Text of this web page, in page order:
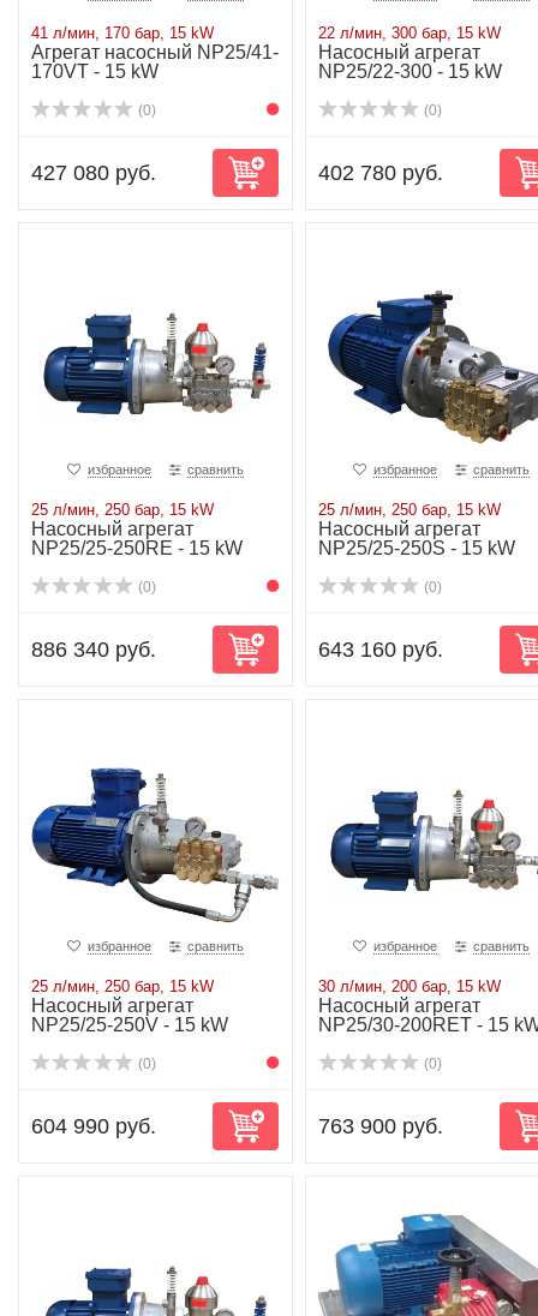
41 л/мин, 170 бар, 15 kW
Агрегат насосный NP25/41-
170VT - 15 kW
(0)
427 080 руб.
22 л/мин, 300 бар, 15 kW
Насосный агрегат
NP25/22-300 - 15 kW
(0)
402 780 руб.
избранное сравнить
25 л/мин, 250 бар, 15 kW
Насосный агрегат
NP25/25-250RE - 15 kW
(0)
886 340 руб.
избранное сравнить
25 л/мин, 250 бар, 15 kW
Насосный агрегат
NP25/25-250S - 15 kW
(0)
643 160 руб.
избранное сравнить
25 л/мин, 250 бар, 15 kW
Насосный агрегат
NP25/25-250V - 15 kW
(0)
604 990 руб.
избранное сравнить
30 л/мин, 200 бар, 15 kW
Насосный агрегат
NP25/30-200RET - 15
(0)
763 900 руб.